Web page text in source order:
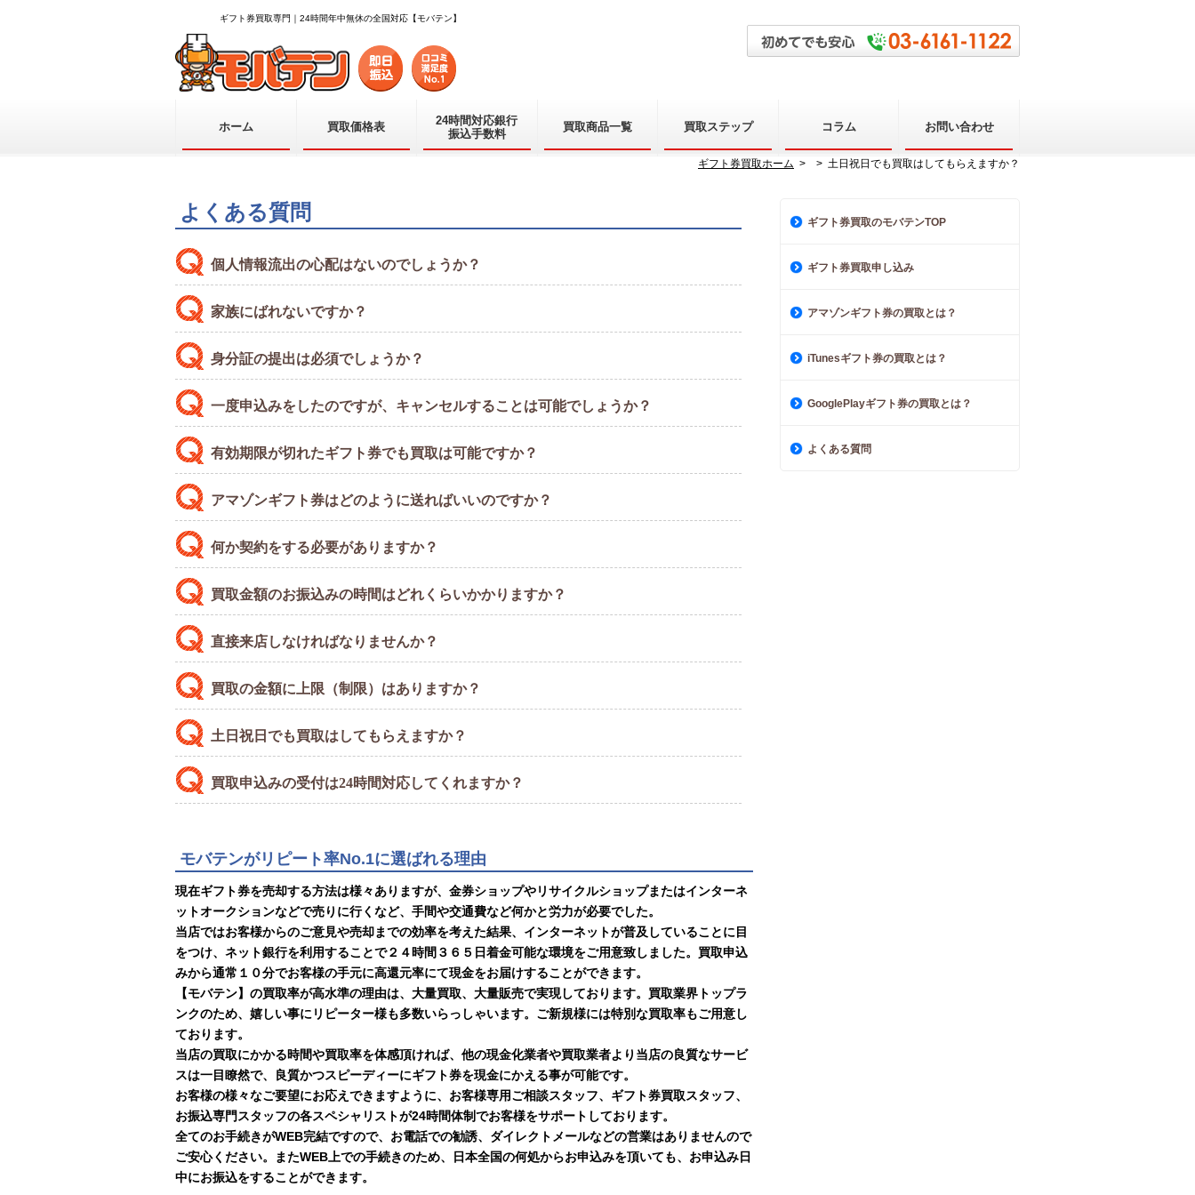
ギフト券買取専門｜24時間年中無休の全国対応【モバテン】
ホーム 買取価格表
24時間対応銀行
振込手数料
買取商品一覧 買取ステップ コラム お問い合わせ
ギフト券買取ホーム > > 土日祝日でも買取はしてもらえますか？
よくある質問
個人情報流出の心配はないのでしょうか？
家族にばれないですか？
身分証の提出は必須でしょうか？
一度申込みをしたのですが、キャンセルすることは可能でしょうか？
有効期限が切れたギフト券でも買取は可能ですか？
アマゾンギフト券はどのように送ればいいのですか？
何か契約をする必要がありますか？
買取金額のお振込みの時間はどれくらいかかりますか？
直接来店しなければなりませんか？
買取の金額に上限（制限）はありますか？
土日祝日でも買取はしてもらえますか？
買取申込みの受付は24時間対応してくれますか？
ギフト券買取のモバテンTOP
ギフト券買取申し込み
アマゾンギフト券の買取とは？
iTunesギフト券の買取とは？
GooglePlayギフト券の買取とは？
よくある質問
モバテンがリピート率No.1に選ばれる理由
現在ギフト券を売却する方法は様々ありますが、金券ショップやリサイクルショップまたはインターネ
ットオークションなどで売りに行くなど、手間や交通費など何かと労力が必要でした。
当店ではお客様からのご意見や売却までの効率を考えた結果、インターネットが普及していることに目
をつけ、ネット銀行を利用することで２４時間３６５日着金可能な環境をご用意致しました。買取申込
みから通常１０分でお客様の手元に高還元率にて現金をお届けすることができます。
【モバテン】の買取率が高水準の理由は、大量買取、大量販売で実現しております。買取業界トップラ
ンクのため、嬉しい事にリピーター様も多数いらっしゃいます。ご新規様には特別な買取率もご用意し
ております。
当店の買取にかかる時間や買取率を体感頂ければ、他の現金化業者や買取業者より当店の良質なサービ
スは一目瞭然で、良質かつスピーディーにギフト券を現金にかえる事が可能です。
お客様の様々なご要望にお応えできますように、お客様専用ご相談スタッフ、ギフト券買取スタッフ、
お振込専門スタッフの各スペシャリストが24時間体制でお客様をサポートしております。
全てのお手続きがWEB完結ですので、お電話での勧誘、ダイレクトメールなどの営業はありませんので
ご安心ください。またWEB上での手続きのため、日本全国の何処からお申込みを頂いても、お申込み日
中にお振込をすることができます。